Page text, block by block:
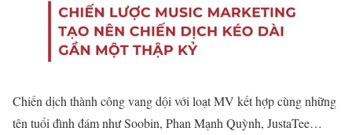
Chiến dịch thành công vang dội với loạt MV kết hợp cùng những
tên tuổi đình đám như Soobin, Phan Mạnh Quỳnh, JustaTee…